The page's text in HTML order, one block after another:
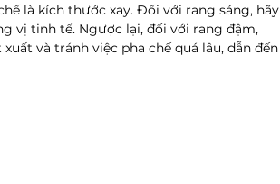
là kích thước xay. Đối với rang sáng, hãy
vị tinh tế. Ngược lại, đối với rang đậm,
và tránh việc pha chế quá lâu, dẫn đến